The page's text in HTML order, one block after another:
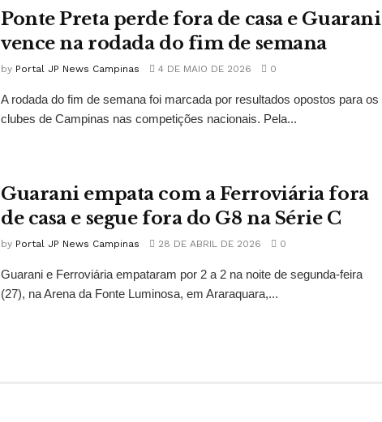
Ponte Preta perde fora de casa e Guarani
vence na rodada do fim de semana
by Portal JP News Campinas 4 DE MAIO DE 2026 0
A rodada do fim de semana foi marcada por resultados opostos para os
clubes de Campinas nas competições nacionais. Pela...
Guarani empata com a Ferroviária fora
de casa e segue fora do G8 na Série C
by Portal JP News Campinas 28 DE ABRIL DE 2026 0
Guarani e Ferroviária empataram por 2 a 2 na noite de segunda-feira
(27), na Arena da Fonte Luminosa, em Araraquara,...